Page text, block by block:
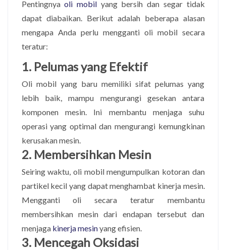
Pentingnyaoli mobilyang bersih dan segar tidak
dapat diabaikan. Berikut adalah beberapa alasan
mengapa Anda perlu mengganti oli mobil secara
teratur:
1. Pelumas yang Efektif
Oli mobil yang baru memiliki sifat pelumas yang
lebih baik, mampu mengurangi gesekan antara
komponen mesin. Ini membantu menjaga suhu
operasi yang optimal dan mengurangi kemungkinan
kerusakan mesin.
2. Membersihkan Mesin
Seiring waktu, oli mobil mengumpulkan kotoran dan
partikel kecil yang dapat menghambat kinerja mesin.
Mengganti oli secara teratur membantu
membersihkan mesin dari endapan tersebut dan
menjagakinerja mesinyang efisien.
3. Mencegah Oksidasi